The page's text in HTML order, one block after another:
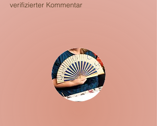
verifizierter Kommentar